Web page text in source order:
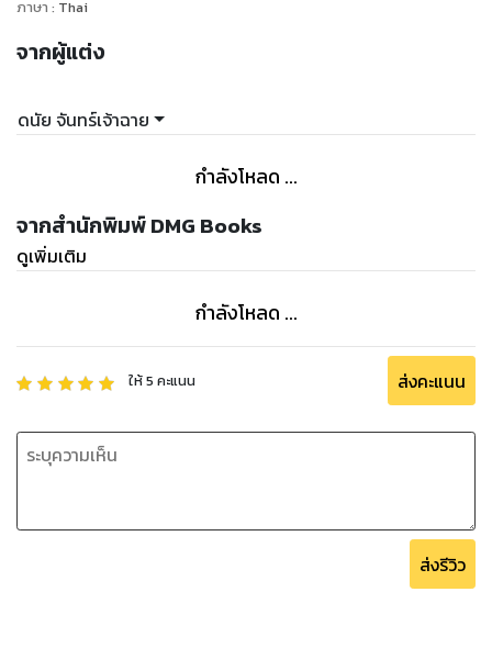
ภาษา : Thai
จากผู้แต่ง
ดนัย จันทร์เจ้าฉาย
กำลังโหลด ...
จากสำนักพิมพ์ DMG Books
ดูเพิ่มเติม
กำลังโหลด ...
ให้5 คะแนน ส่งคะแนน
ส่งรีวิว